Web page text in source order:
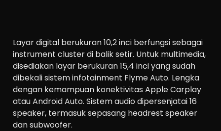
Layar digital berukuran 10,2 inci berfungsi sebagai
instrument cluster di balik setir. Untuk multimedia,
disediakan layar berukuran 15,4 inci yang sudah
dibekali sistem infotainment Flyme Auto. Lengka
dengan kemampuan konektivitas Apple Carplay
atau Android Auto. Sistem audio dipersenjatai 16
speaker, termasuk sepasang headrest speaker
dan subwoofer.